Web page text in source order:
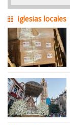
iglesias locales